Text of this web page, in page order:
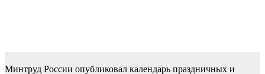
Минтруд России опубликовал календарь праздничных и